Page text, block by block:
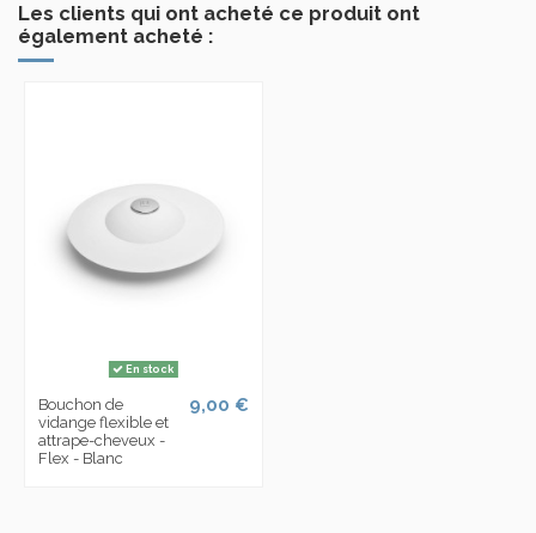
Les clients qui ont acheté ce produit ont
également acheté :
En stock
Bouchon de
vidange flexible et
attrape-cheveux -
Flex - Blanc
9,00 €